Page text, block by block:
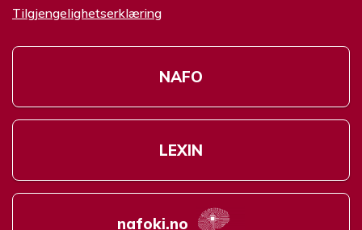
Tilgjengelighetserklæring
NAFO
LEXIN
nafoki.no